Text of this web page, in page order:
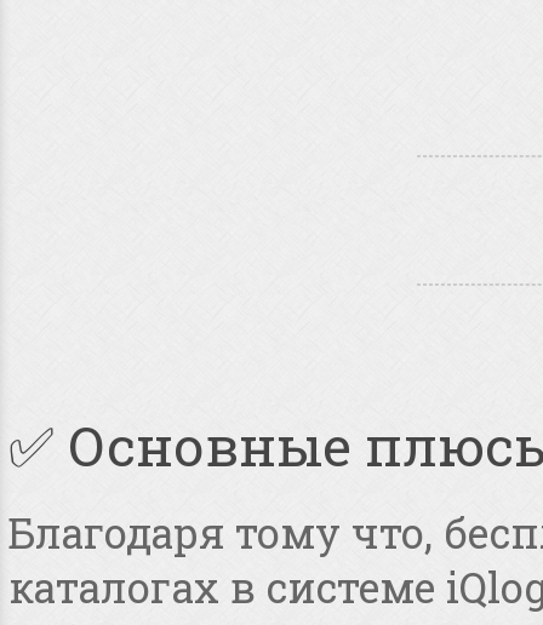
✅ Основные
Благодаря тому что,
каталогах в системе